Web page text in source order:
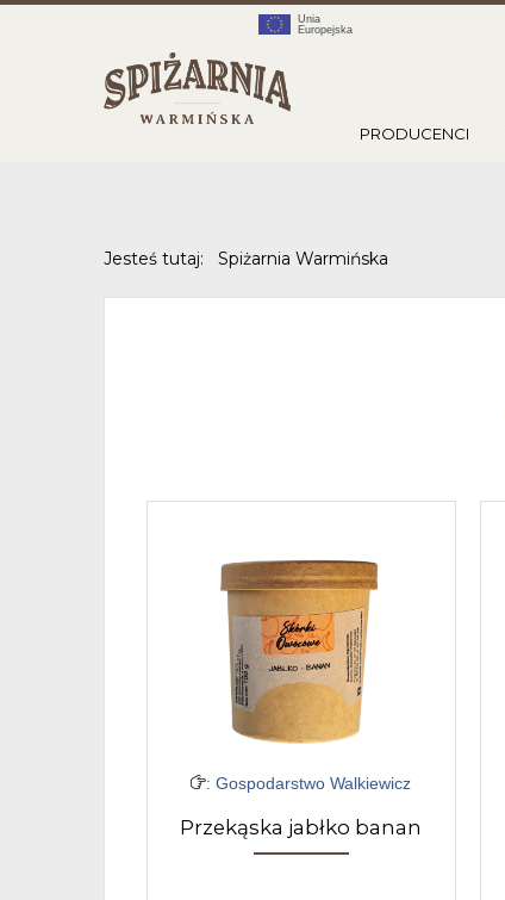
PRODUCENCI
Jesteś tutaj: Spiżarnia Warmińska
: Gospodarstwo Walkiewicz
Przekąska jabłko banan